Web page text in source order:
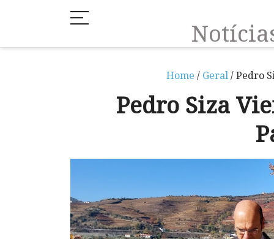
Home / Geral/ Pedro
Pedro Siza